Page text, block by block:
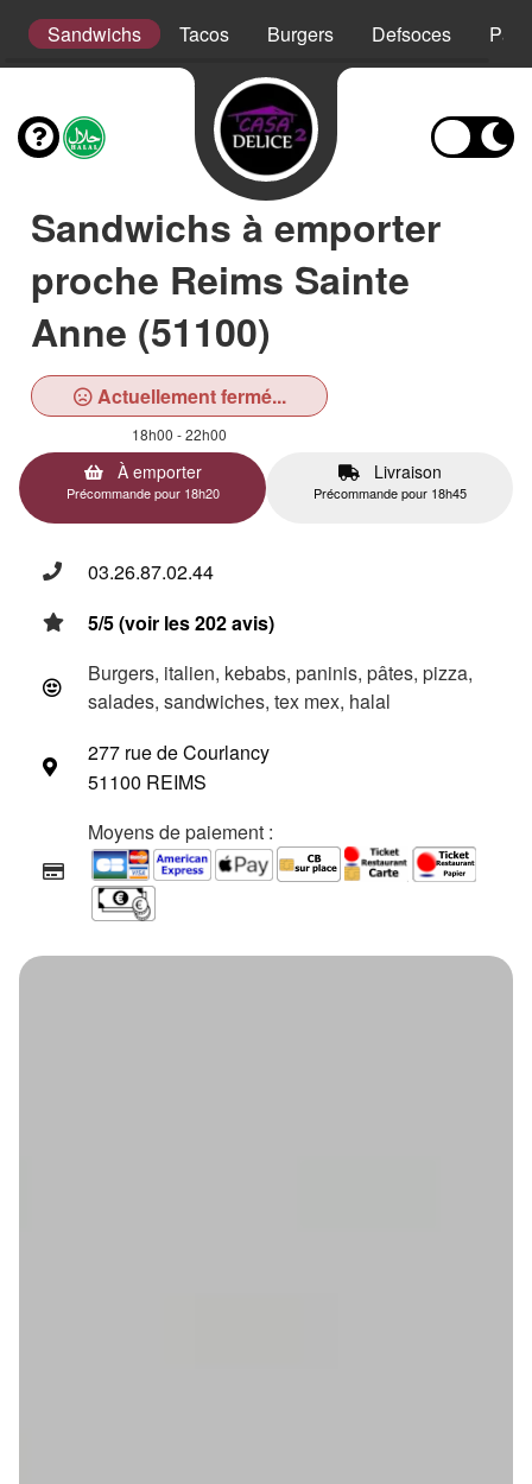
Sandwichs Tacos Burgers Defsoces
Sandwichs à emporter
proche Reims Sainte
Anne (51100)
Actuellement fermé...
18h00 - 22h00
À emporter
Précommande pour 18h20
Livraison
Précommande pour 18h45
03.26.87.02.44
5/5 (voir les 202 avis)
Burgers, italien, kebabs, paninis, pâtes, pizza,
salades, sandwiches, tex mex, halal
277 rue de Courlancy
51100 REIMS
Moyens de paiement :